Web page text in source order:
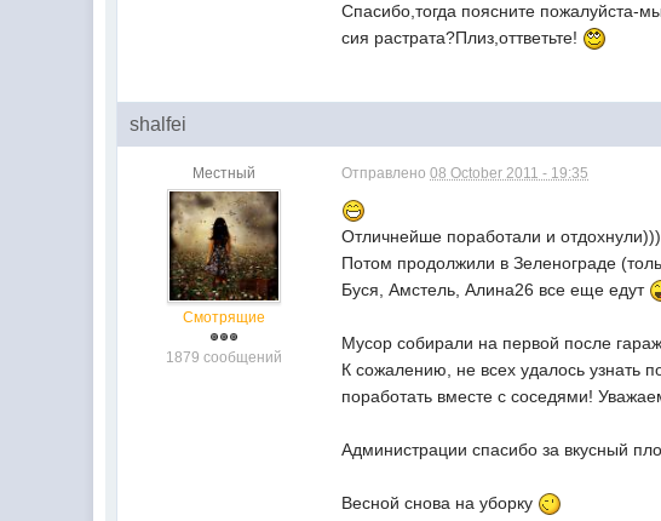
Спасибо,тогда поясните пожалуйста-
сия растрата?Плиз,оттветьте!
shalfei
Местный
Смотрящие
1879 сообщений
Отправлено08 October 2011 - 19:35
Отличнейше поработали и
Потом продолжили в Зеленограде
Буся, Амстель, Алина26 все еще едут
Мусор собирали на первой после
К сожалению, не всех удалось узнать
поработать вместе с соседями!
Администрации спасибо за вкусный
Весной снова на уборку